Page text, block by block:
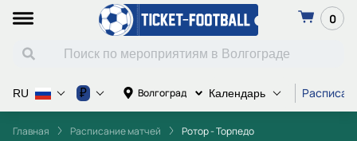
0
Волгоград Календарь
RU ₽
Главная Расписание матчей Ротор - Торпедо